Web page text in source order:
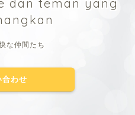
dan teman yang
な仲間たち
合わせ